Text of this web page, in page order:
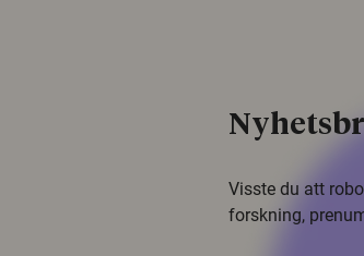
Visste du att
forskning,